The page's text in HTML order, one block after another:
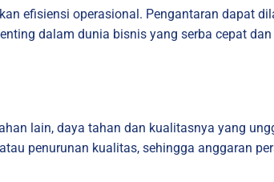
efisiensi operasional. Pengantaran dapat
dalam dunia bisnis yang serba cepat
lain, daya tahan dan kualitasnya yang
penurunan kualitas, sehingga anggaran